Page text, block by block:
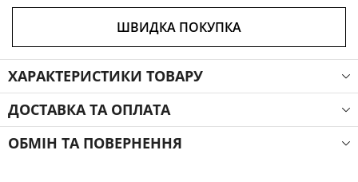
ШВИДКА ПОКУПКА
ХАРАКТЕРИСТИКИ ТОВАРУ
ДОСТАВКА ТА ОПЛАТА
ОБМІН ТА ПОВЕРНЕННЯ